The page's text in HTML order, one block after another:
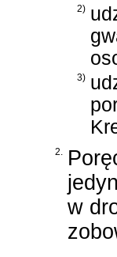
2)
3)
2.
w